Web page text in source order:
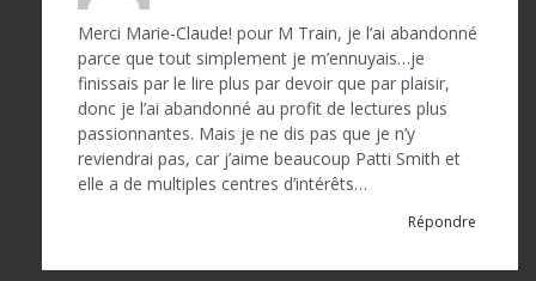
Merci Marie-Claude! pour M Train, je l’ai abandonné
parce que tout simplement je m’ennuyais…je
finissais par le lire plus par devoir que par plaisir,
donc je l’ai abandonné au profit de lectures plus
passionnantes. Mais je ne dis pas que je n’y
reviendrai pas, car j’aime beaucoup Patti Smith et
elle a de multiples centres d’intérêts…
Répondre